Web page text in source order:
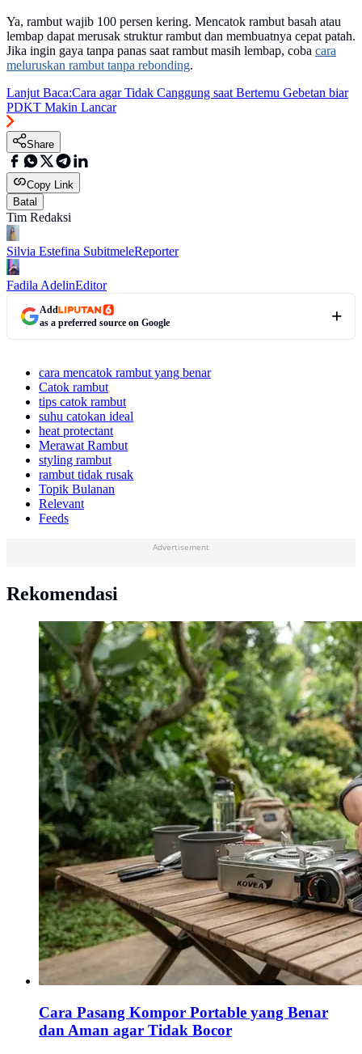
Ya, rambut wajib 100 persen kering. Mencatok rambut basah atau
lembap dapat merusak struktur rambut dan membuatnya cepat patah.
Jika ingin gaya tanpa panas saat rambut masih lembap, coba cara
meluruskan rambut tanpa rebonding.
Lanjut Baca:Cara agar Tidak Canggung saat Bertemu Gebetan biar
PDKT Makin Lancar
Share
Copy Link
Batal
Tim Redaksi
Silvia Estefina SubitmeleReporter
Fadila AdelinEditor
Add
as a preferred source on Google
cara mencatok rambut yang benar
Catok rambut
tips catok rambut
suhu catokan ideal
heat protectant
Merawat Rambut
styling rambut
rambut tidak rusak
Topik Bulanan
Relevant
Feeds
Advertisement
Rekomendasi
Cara Pasang Kompor Portable yang Benar
dan Aman agar Tidak Bocor